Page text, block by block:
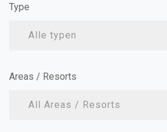
Type
Alle typen
Areas / Resorts
All Areas / Resorts